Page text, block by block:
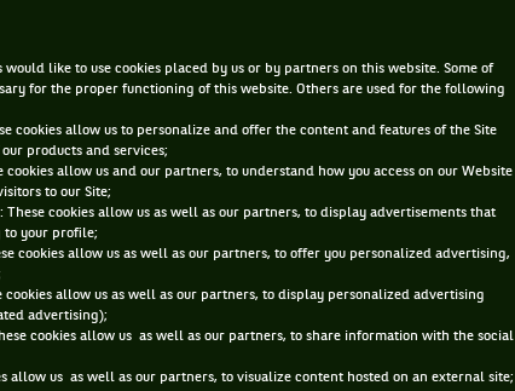
would like to use cookies placed by us or by partners on this website. Some of
for the proper functioning of this website. Others are used for the following
cookies allow us to personalize and offer the content and features of the Site
products and services;
cookies allow us and our partners, to understand how you access on our Website
to our Site;
cookies allow us as well as our partners, to display advertisements that
to your profile;
cookies allow us as well as our partners, to offer you personalized advertising,
cookies allow us as well as our partners, to display personalized advertising
advertising);
cookies allow us as well as our partners, to share information with the social
allow us as well as our partners, to visualize content hosted on an external site;